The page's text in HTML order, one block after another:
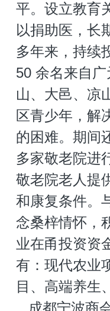
平。设立教育
以捐助医，长
多年来，持续
50 余名来自
山、大邑、凉
区青少年，解
的困难。期间
多家敬老院进
敬老院老人提
和康复条件。
念桑梓情怀，
业在甬投资资
有：现代农业
目、高端养生